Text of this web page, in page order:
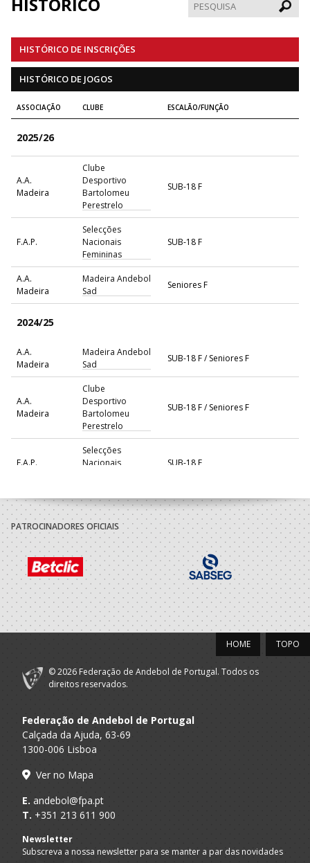
HISTÓRICO DE INSCRIÇÕES
HISTÓRICO DE JOGOS
ASSOCIAÇÃO CLUBE ESCALÃO/FUNÇÃO
2025/26
A.A.
Madeira
Clube
Desportivo
Bartolomeu
Perestrelo
SUB-18 F
F.A.P.
Selecções
Nacionais
Femininas
SUB-18 F
A.A.
Madeira
Madeira Andebol
Sad
Seniores F
2024/25
A.A.
Madeira
Madeira Andebol
Sad
SUB-18 F / Seniores F
A.A.
Madeira
Clube
Desportivo
Bartolomeu
Perestrelo
SUB-18 F / Seniores F
F.A.P.
Selecções
Nacionais
SUB-18 F
2023/24
Madeira A
Praia
Clube
Desportivo
Bartolomeu
Perestrelo - AP
SUB 16 F - And Praia
A.A.
Madeira
Madeira Andebol
Sad
SUB-16 F / Seniores F
Clube
Perestrelo
Femininas
2022/23
Madeira
Clube
Desportivo
Bartolomeu
Perestrelo
F.A.P.
Nacionais
SUB-16 F
PATROCINADORES OFICIAIS
TOPO
HOME
© 2026 Federação de Andebol de Portugal. Todos os
direitos reservados.
Federação de Andebol de Portugal
Calçada da Ajuda, 63-69
1300-006 Lisboa
Ver no Mapa
E. andebol@fpa.pt
T. +351 213 611 900
Newsletter
Subscreva a nossa newsletter para se manter a par das novidades